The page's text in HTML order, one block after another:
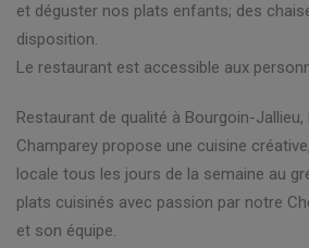
et déguster nos plats enfants; des
disposition.
Le restaurant est accessible aux
Restaurant de qualité à Bourgoin-
Champarey propose une cuisine
locale tous les jours de la semaine au
plats cuisinés avec passion par notre
et son équipe.